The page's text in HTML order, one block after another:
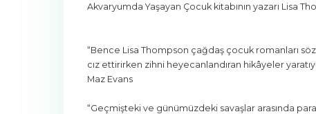
Akvaryumda Yaşayan Çocuk kitabının yazarı Lisa
“Bence Lisa Thompson çağdaş çocuk romanları
cız ettirirken zihni heyecanlandıran hikâyeler
Maz Evans
“Geçmişteki ve günümüzdeki savaşlar arasında